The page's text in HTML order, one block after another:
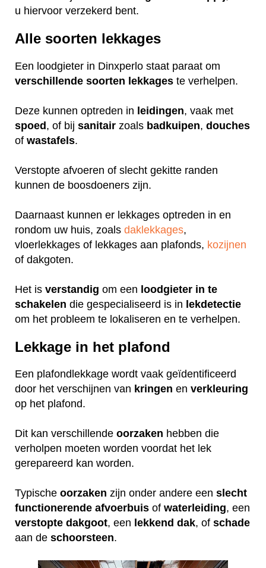
u hiervoor verzekerd bent.
Alle soorten lekkages
Een loodgieter in Dinxperlo staat paraat om
verschillende soorten lekkages te verhelpen.
Deze kunnen optreden in leidingen, vaak met
spoed, of bij sanitair zoals badkuipen, douches
of wastafels.
Verstopte afvoeren of slecht gekitte randen
kunnen de boosdoeners zijn.
Daarnaast kunnen er lekkages optreden in en
rondom uw huis, zoals daklekkages,
vloerlekkages of lekkages aan plafonds, kozijnen
of dakgoten.
Het is verstandig om een loodgieter in te
schakelen die gespecialiseerd is in lekdetectie
om het probleem te lokaliseren en te verhelpen.
Lekkage in het plafond
Een plafondlekkage wordt vaak geïdentificeerd
door het verschijnen van kringen en verkleuring
op het plafond.
Dit kan verschillende oorzaken hebben die
verholpen moeten worden voordat het lek
gerepareerd kan worden.
Typische oorzaken zijn onder andere een slecht
functionerende afvoerbuis of waterleiding, een
verstopte dakgoot, een lekkend dak, of schade
aan de schoorsteen.